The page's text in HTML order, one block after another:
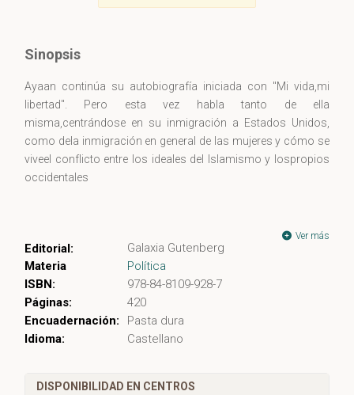
Sinopsis
Ayaan continúa su autobiografía iniciada con "Mi vida,mi
libertad". Pero esta vez habla tanto de ella
misma,centrándose en su inmigración a Estados Unidos,
como dela inmigración en general de las mujeres y cómo se
viveel conflicto entre los ideales del Islamismo y lospropios
occidentales
Ver más
Editorial:
Galaxia Gutenberg
Materia
Política
ISBN:
978-84-8109-928-7
Páginas:
420
Encuadernación:
Pasta dura
Idioma:
Castellano
DISPONIBILIDAD EN CENTROS